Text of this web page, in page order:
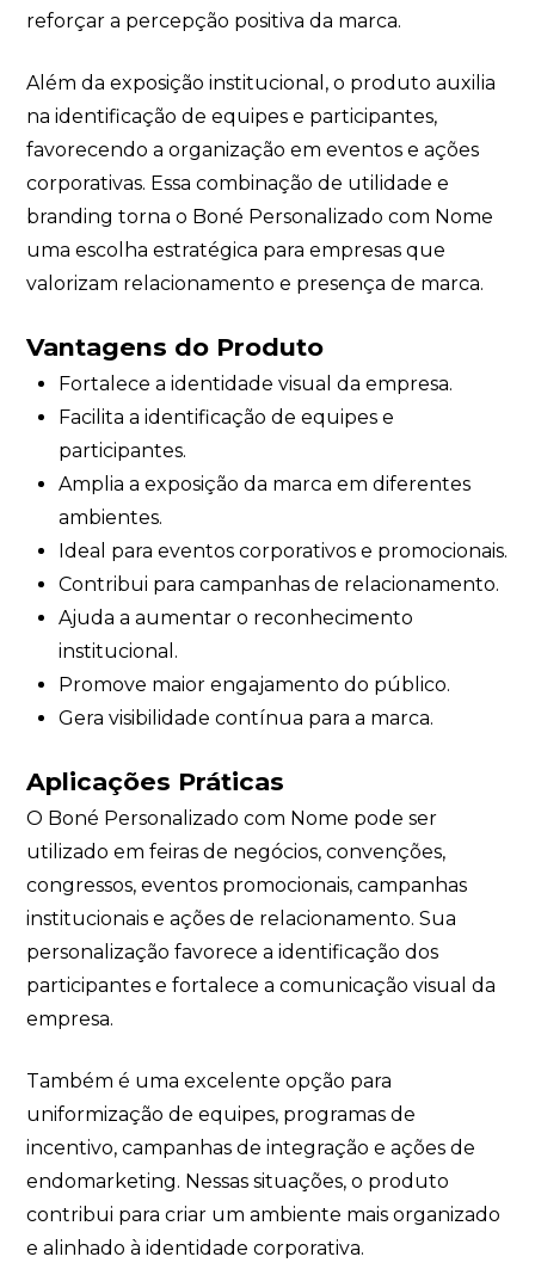
reforçar a percepção positiva da marca.
Além da exposição institucional, o produto auxilia
na identificação de equipes e participantes,
favorecendo a organização em eventos e ações
corporativas. Essa combinação de utilidade e
branding torna o Boné Personalizado com Nome
uma escolha estratégica para empresas que
valorizam relacionamento e presença de marca.
Vantagens do Produto
Fortalece a identidade visual da empresa.
Facilita a identificação de equipes e
participantes.
Amplia a exposição da marca em diferentes
ambientes.
Ideal para eventos corporativos e promocionais.
Contribui para campanhas de relacionamento.
Ajuda a aumentar o reconhecimento
institucional.
Promove maior engajamento do público.
Gera visibilidade contínua para a marca.
Aplicações Práticas
O Boné Personalizado com Nome pode ser
utilizado em feiras de negócios, convenções,
congressos, eventos promocionais, campanhas
institucionais e ações de relacionamento. Sua
personalização favorece a identificação dos
participantes e fortalece a comunicação visual da
empresa.
Também é uma excelente opção para
uniformização de equipes, programas de
incentivo, campanhas de integração e ações de
endomarketing. Nessas situações, o produto
contribui para criar um ambiente mais organizado
e alinhado à identidade corporativa.